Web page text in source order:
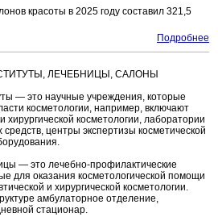
красоты в 2025 году составил 321,5
Подробнее
ЛЕЧЕБНИЦЫ, САЛОНЫ
— это научные учреждения, которые
косметологии, например, включают
хирургической косметологии, лаборатории
средств, центры экспертизы косметической
— это лечебно-профилактические
для оказания косметологической помощи
и хирургической косметологии.
амбулаторное отделение,
стационар.